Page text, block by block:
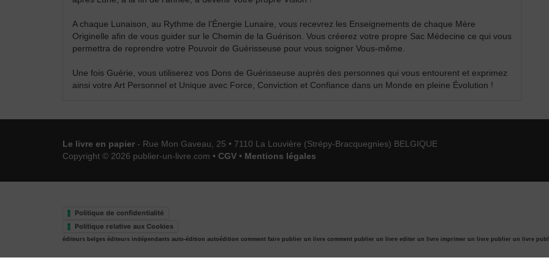
A chaque Lunaison, au Rythme de l’Énergie Lunaire, vous recevrez les Enseignements de chaque Mère
Originelle afin de vous guider sur le Chemin de la Guérison. Vous créerez votre propre Sac Médecine ce qui vous
permettra de reprendre votre Pouvoir de Guérisseuse pour vous soigner Vous-même.
Une fois Guérie, vous utiliserez vos Dons de Guérisseuse auprès des personnes qui vous entourent et exprimez
ainsi votre Art Personnel et Unique avec Force, Conviction et Confiance dans un Monde en pleine Évolution !
Le livre en papier - Rue Mon Gaveau, 25 • 7110 La Louvière (Strépy-Bracquegnies) BELGIQUE
Copyright © 2026 publier-un-livre.com • CGV • Mentions légales
Politique de confidentialité
Politique relative aux Cookies
éditeurs belges éditeurs indépendants auto-édition autoédition comment faire publier un livre comment publier un livre editer un livre imprimer un livre publier un livre